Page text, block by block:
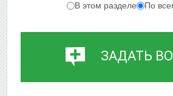
В этом разделе По
ЗАДАТЬ